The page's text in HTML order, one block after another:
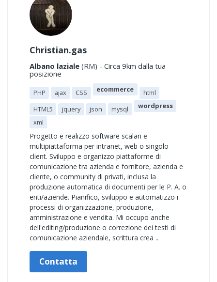
Christian.gas
Albano laziale (RM) - Circa 9km dalla tua
posizione
PHP ajax CSS ecommerce
html
HTML5
jquery json mysql
wordpress
xml
Progetto e realizzo software scalari e
multipiattaforma per intranet, web o singolo
client. Sviluppo e organizzo piattaforme di
comunicazione tra azienda e fornitore, azienda e
cliente, o community di privati, inclusa la
produzione automatica di documenti per le P. A. o
enti/aziende. Pianifico, sviluppo e automatizzo i
processi di organizzazione, produzione,
amministrazione e vendita. Mi occupo anche
dell'editing/produzione o correzione dei testi di
comunicazione aziendale, scrittura crea ..
Contatta